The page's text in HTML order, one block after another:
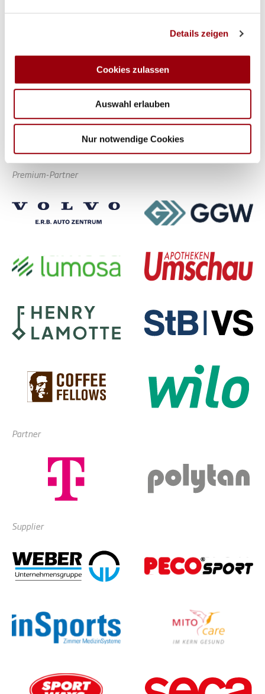
personalisieren, Funktionen für soziale Medien anbieten
soziale Medien, Werbung und Analysen weiter. Unsere
Partner führen diese Informationen möglicherweise mit
weiteren Daten zusammen, die Sie ihnen bereitgestellt
haben oder die sie im Rahmen Ihrer Nutzung der Dienste
Details zeigen
Cookies zulassen
Auswahl erlauben
Nur notwendige Cookies
Premium-Partner
Partner
Supplier